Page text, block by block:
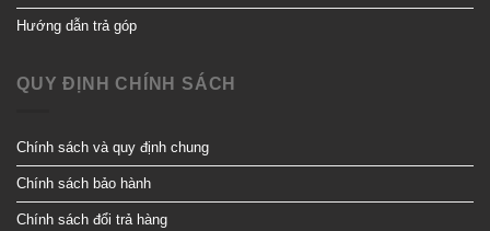
Hướng dẫn trả góp
QUY ĐỊNH CHÍNH SÁCH
Chính sách và quy định chung
Chính sách bảo hành
Chính sách đổi trả hàng